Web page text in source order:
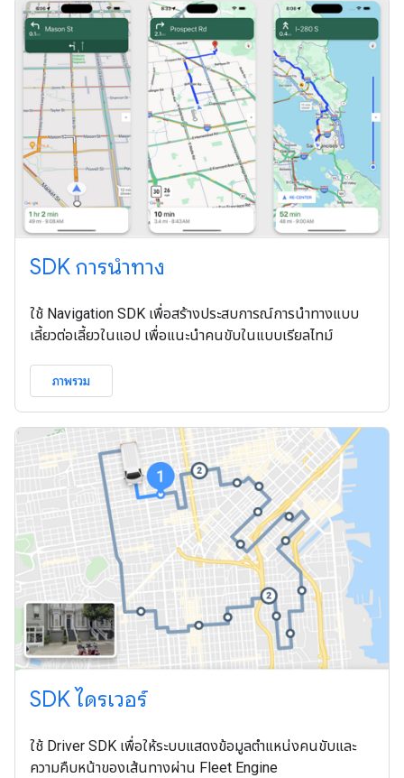
SDK การนําทาง
ใช้ Navigation SDK เพื่อสร้างประสบการณ์การนำทางแบบ
เลี้ยวต่อเลี้ยวในแอป เพื่อแนะนำคนขับในแบบเรียลไทม์
ภาพรวม
SDK ไดรเวอร์
ใช้ Driver SDK เพื่อให้ระบบแสดงข้อมูลตำแหน่งคนขับและ
ความคืบหน้าของเส้นทางผ่าน Fleet Engine